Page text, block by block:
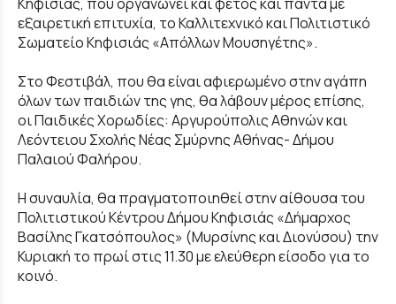
εξαιρετική επιτυχία, το Καλλιτεχνικό και Πολιτιστικό
Σωματείο Κηφισιάς «Απόλλων Μουσηγέτης».
Στο Φεστιβάλ, που θα είναι αφιερωμένο στην αγάπη
όλων των παιδιών της γης, θα λάβουν μέρος επίσης,
οι Παιδικές Χορωδίες: Αργυρούπολις Αθηνών και
Λεόντειου Σχολής Νέας Σμύρνης Αθήνας- Δήμου
Παλαιού Φαλήρου.
Η συναυλία, θα πραγματοποιηθεί στην αίθουσα του
Πολιτιστικού Κέντρου Δήμου Κηφισιάς «Δήμαρχος
Βασίλης Γκατσόπουλος» (Μυρσίνης και Διονύσου) την
Κυριακή το πρωί στις 11.30 με ελεύθερη είσοδο για το
κοινό.